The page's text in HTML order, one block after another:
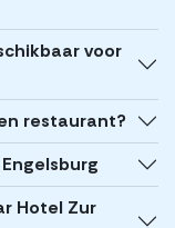
voor
restaurant?
Hotel Zur